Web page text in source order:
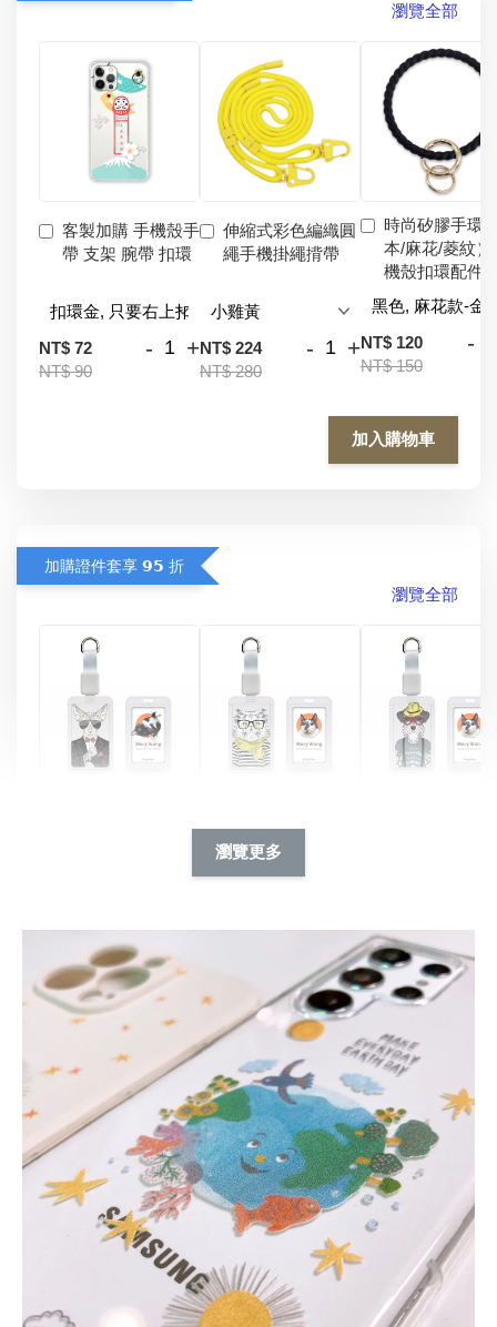
瀏覽全部
客製加購 手機殼手
帶 支架 腕帶 扣環
NT$ 72
NT$ 90
- +
伸縮式彩色編織圓
繩手機掛繩揹帶
NT$ 224
NT$ 280
- +
時尚矽膠手環
本/麻花/菱紋）
機殼扣環配件
NT$ 120
NT$ 150
-
加入購物車
加購證件套享 𝟵𝟱 折
瀏覽全部
NT$ 214
NT$ 225
-
件套(附伸縮卡扣)
CSAA05
+NT$ 214
NT$ 225
-
加入購物車
瀏覽更多
瀏覽更多